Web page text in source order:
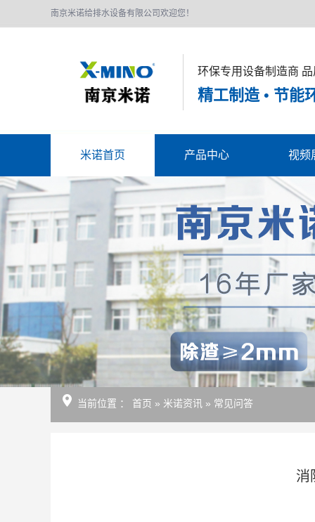
南京米诺给排水设备有限公司欢迎您！
环保专用设备制造商
精工制造 • 节能
米诺首页 产品中心 视频
当前位置 ： 首页 » 米诺资讯 » 常见问答
消